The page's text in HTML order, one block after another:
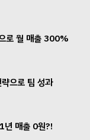
로 월 매출 300%
으로 팀 성과
년 매출 0원?!